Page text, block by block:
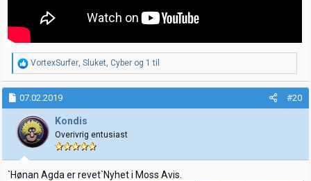
R
e
a
k
j
o
n
e
r
:
VortexSurfer Sluket Cyber og 1 til
07.02.2019 #20
Kondis
Overivrig entusiast
`Hønan Agda er revet`Nyhet i Moss Avis.